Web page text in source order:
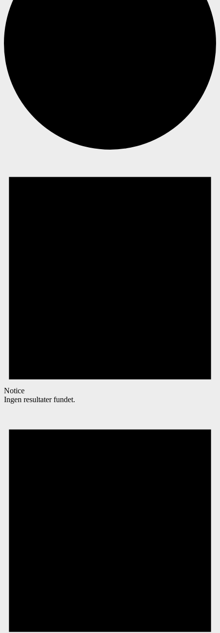
Notice
Ingen resultater fundet.